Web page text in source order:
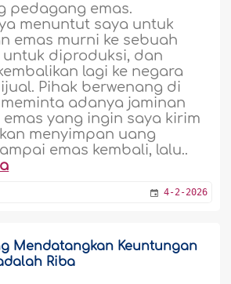
pedagang emas.
menuntut saya untuk
emas murni ke sebuah
untuk diproduksi, dan
lagi ke negara
Pihak berwenang di
adanya jaminan
yang ingin saya kirim
menyimpan uang
emas kembali, lalu..
4-2-2026
Mendatangkan Keuntungan
Riba